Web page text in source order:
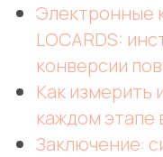
Электронные
LOCARDS:
конверсии
Как измерить
каждом этапе
Заключение: